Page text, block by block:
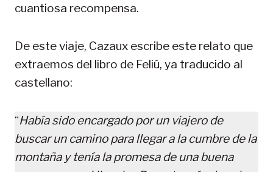
cuantiosa recompensa.
De este viaje, Cazaux escribe este relato que
extraemos del libro de Feliú, ya traducido al
castellano:
“Había sido encargado por un viajero de
buscar un camino para llegar a la cumbre de la
montaña y tenía la promesa de una buena